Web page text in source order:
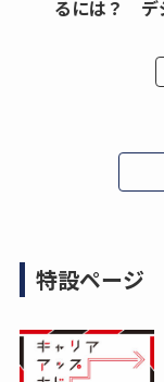
るには？ デ
特設ページ